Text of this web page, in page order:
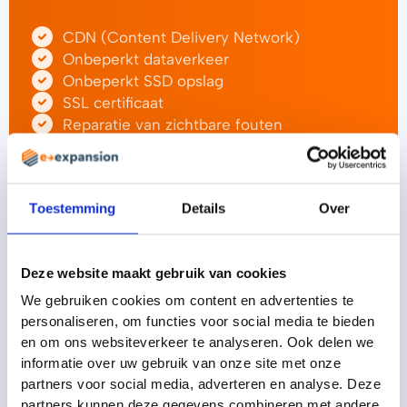
Toestemming Details Over
Deze website maakt gebruik van cookies
We gebruiken cookies om content en advertenties te
personaliseren, om functies voor social media te bieden
en om ons websiteverkeer te analyseren. Ook delen we
informatie over uw gebruik van onze site met onze
partners voor social media, adverteren en analyse. Deze
CDN (Content Delivery Network)
Onbeperkt dataverkeer
Onbeperkt SSD opslag
SSL certificaat
Reparatie van zichtbare fouten
Gecontroleerd thema updates
Database optimalisatie
Spambestrijding WordPress
Wekelijkse updates
Maandelijkse updates
Dagelijkse back-ups
Uptime monitor
Caching
WordPress helpdesk
Malware / Virus bescherming
SEO monitor